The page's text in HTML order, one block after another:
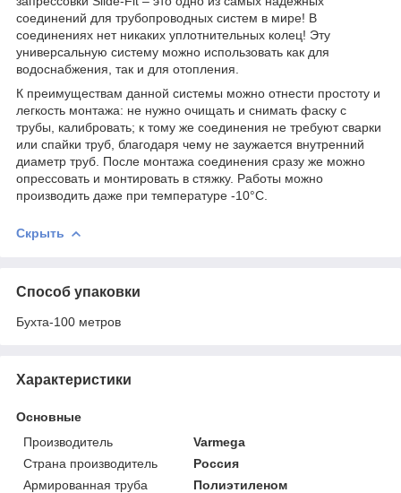
соединений для трубопроводных систем в мире! В
соединениях нет никаких уплотнительных колец! Эту
универсальную систему можно использовать как для
водоснабжения, так и для отопления.
К преимуществам данной системы можно отнести простоту и
легкость монтажа: не нужно очищать и снимать фаску с
трубы, калибровать; к тому же соединения не требуют сварки
или спайки труб, благодаря чему не заужается внутренний
диаметр труб. После монтажа соединения сразу же можно
опрессовать и монтировать в стяжку. Работы можно
производить даже при температуре -10°С.
Скрыть
Способ упаковки
Бухта-100 метров
Характеристики
Основные
Производитель
Varmega
Страна производитель
Россия
Армированная труба
Полиэтиленом